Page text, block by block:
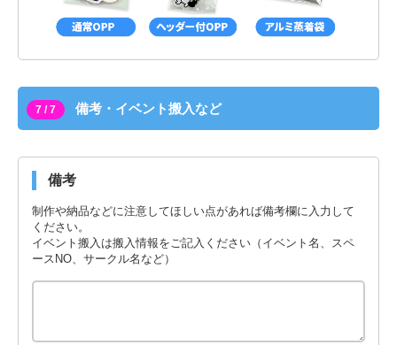
7 / 7 備考・イベント搬入など
備考
制作や納品などに注意してほしい点があれば備考欄に入力して
ください。
イベント搬入は搬入情報をご記入ください（イベント名、スペ
ースNO、サークル名など）